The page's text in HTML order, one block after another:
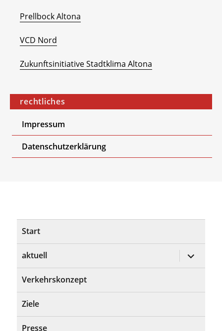
Prellbock Altona
VCD Nord
Zukunftsinitiative Stadtklima Altona
rechtliches
Impressum
Datenschutzerklärung
Start
aktuell öffnen
Verkehrskonzept
Ziele
Presse